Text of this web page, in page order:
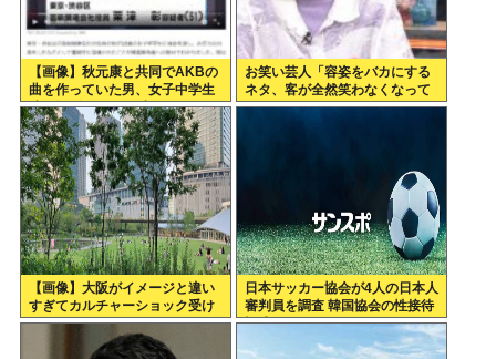
【画像】秋元康と共同でAKBの
曲を作っていた男、女子中学生
達と撮影した1700点のAVをネ
ットで販売していたwww
お笑い芸人「容姿をバカにする
ネタ、客が全然笑わなくなって
きた」
【画像】大阪がイメージと違い
すぎてカルチャーショック受け
てる
日本サッカー協会が4人の日本人
審判員を調査 韓国協会の性接待
疑惑で